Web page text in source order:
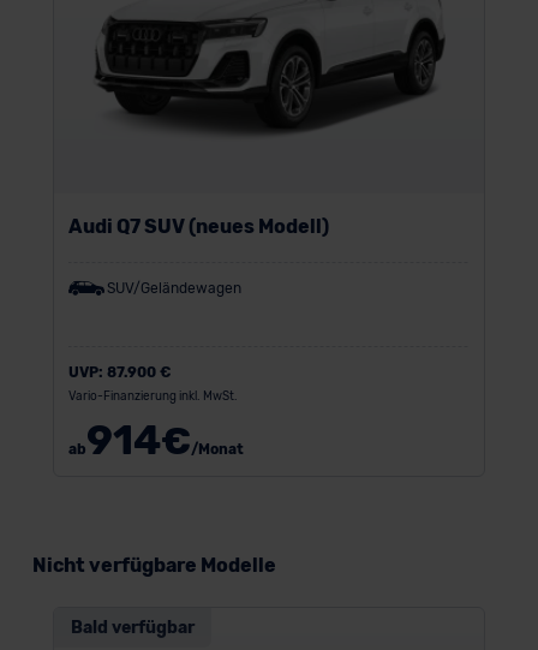
Audi Q7 SUV (neues Modell)
SUV/Geländewagen
UVP: 87.900 €
Vario-Finanzierung inkl. MwSt.
ab914€/Monat
Nicht verfügbare Modelle
Bald verfügbar